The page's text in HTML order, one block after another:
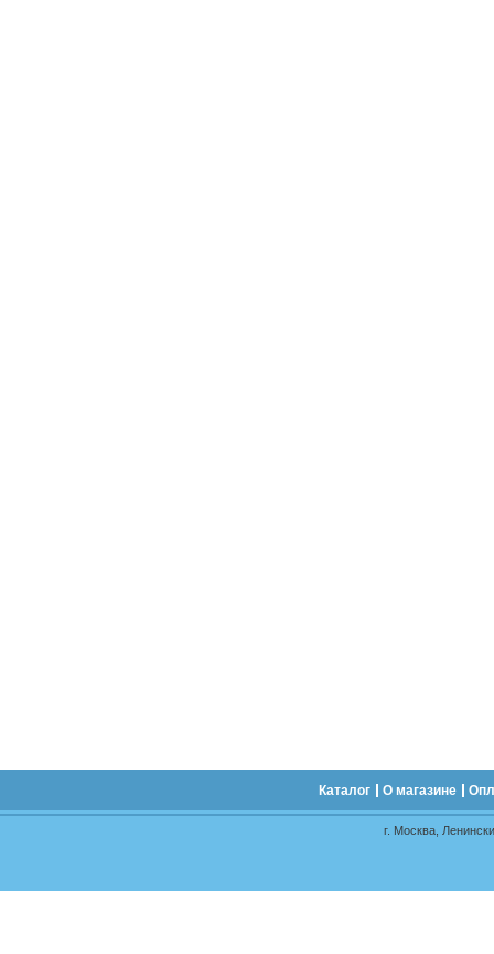
Каталог О магазине
г. Москва,